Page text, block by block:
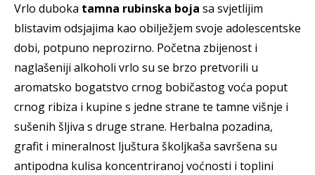
Vrlo duboka tamna rubinska boja sa svjetlijim
blistavim odsjajima kao obilježjem svoje adolescentske
dobi, potpuno neprozirno. Početna zbijenost i
naglašeniji alkoholi vrlo su se brzo pretvorili u
aromatsko bogatstvo crnog bobičastog voća poput
crnog ribiza i kupine s jedne strane te tamne višnje i
sušenih šljiva s druge strane. Herbalna pozadina,
grafit i mineralnost ljuštura školjkaša savršena su
antipodna kulisa koncentriranoj voćnosti i toplini